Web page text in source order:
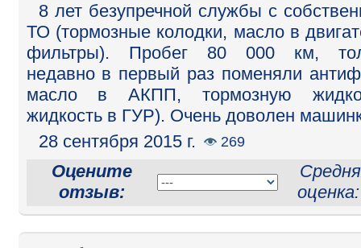
8 лет безупречной службы с
ТО (тормозные колодки, масло в
фильтры). Пробег 80 000 км,
недавно в первый раз поменяли
масло в АКПП, тормозную
жидкость в ГУР). Очень доволен
28 сентября 2015 г.
269
Оцените
отзыв: